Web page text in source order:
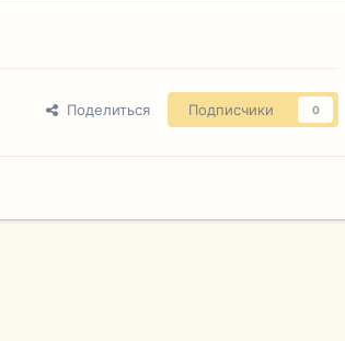
Поделиться Подписчики 0